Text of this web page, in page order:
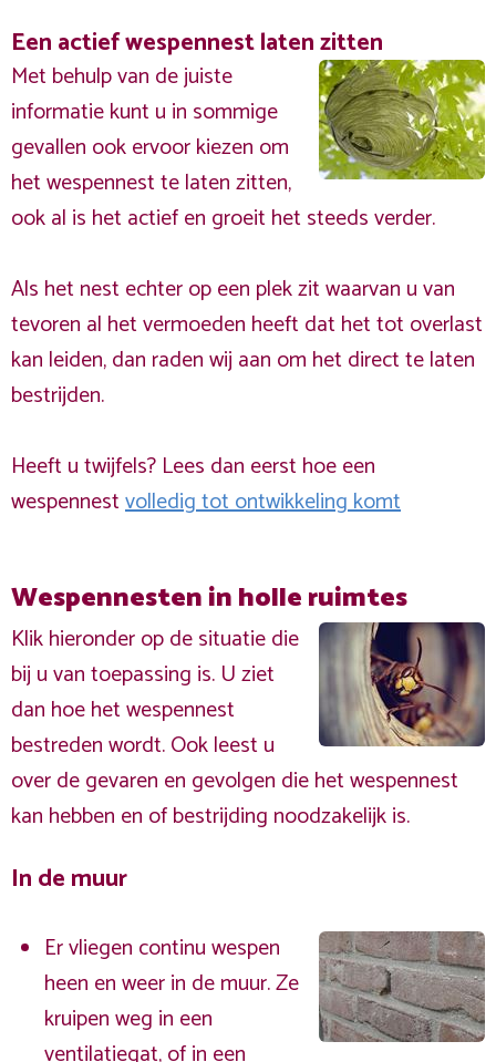
Een actief wespennest laten zitten
Met behulp van de juiste
informatie kunt u in sommige
gevallen ook ervoor kiezen om
het wespennest te laten zitten,
ook al is het actief en groeit het steeds verder.
Als het nest echter op een plek zit waarvan u van
tevoren al het vermoeden heeft dat het tot overlast
kan leiden, dan raden wij aan om het direct te laten
bestrijden.
Heeft u twijfels? Lees dan eerst hoe een
wespennestvolledig tot ontwikkeling komt
Wespennesten in holle ruimtes
Klik hieronder op de situatie die
bij u van toepassing is. U ziet
dan hoe het wespennest
bestreden wordt. Ook leest u
over de gevaren en gevolgen die het wespennest
kan hebben en of bestrijding noodzakelijk is.
In de muur
Er vliegen continu wespen
heen en weer in de muur. Ze
kruipen weg in een